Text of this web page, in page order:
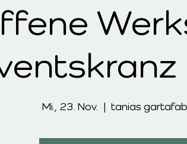
Mi., 23. Nov.
  |
tanias